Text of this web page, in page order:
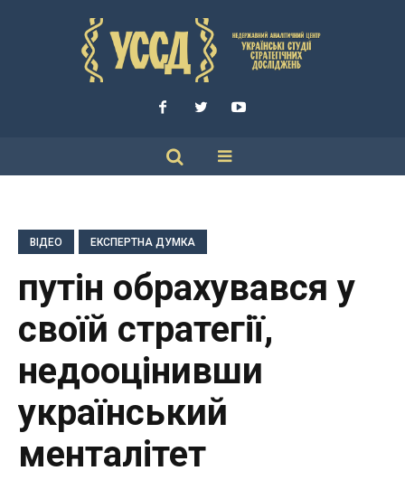
ВІДЕО ЕКСПЕРТНА ДУМКА
путін обрахувався у
своїй стратегії,
недооцінивши
український
менталітет